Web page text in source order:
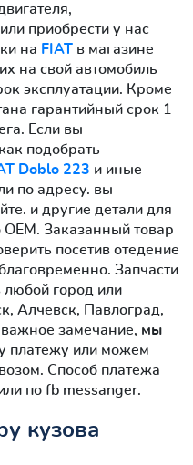
приобрести у нас
на FIAT в магазине
на свой автомобиль
эксплуатации. Кроме
гарантийный срок 1
Если вы
подобрать
Doblo 223 и иные
по адресу. вы
и другие детали для
OEM. Заказанный товар
посетив отедение
Запчасти
любой город или
Алчевск, Павлоград,
замечание, мы
платежу или можем
Способ платежа
по fb messanger.
кузова